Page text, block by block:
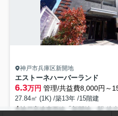
神戸市兵庫区新開地
エストーネハーバーランド
6.3万円 管理/共益費8,000円～
27.84㎡ (1K) /築13年 /15階建
神戸高速東西線「新開地」駅 徒